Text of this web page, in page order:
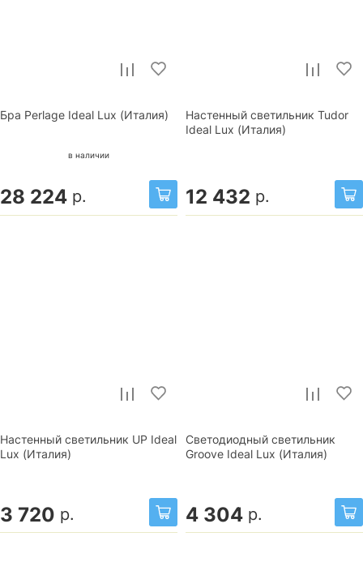
Бра Perlage Ideal Lux (Италия)
в наличии
28 224 р.
Настенный светильник Tudor
Ideal Lux (Италия)
12 432 р.
Настенный светильник UP Ideal
Lux (Италия)
3 720 р.
Светодиодный светильник
Groove Ideal Lux (Италия)
4 304 р.